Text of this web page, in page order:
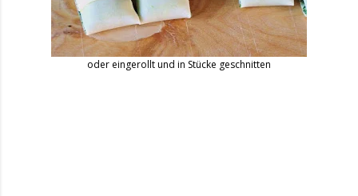
oder eingerollt und in Stücke geschnitten